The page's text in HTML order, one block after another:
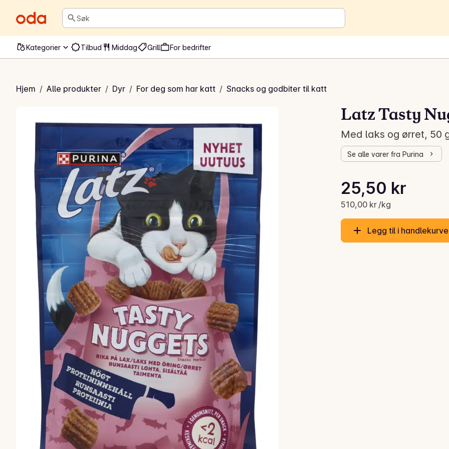
Søk
Kategorier Tilbud Middag Grill For bedrifter
Hjem / Alle produkter / Dyr / For deg som har katt / Snacks og godbiter til katt
Nuggets
Latz Tasty
Med laks og ørret, 50
Se alle varer fra Purina
Gjeldende pris er: 25,50 kr
25,50 kr
510,00 kr /kg
Stykkpris: 510,00 kr /kg
Legg til i